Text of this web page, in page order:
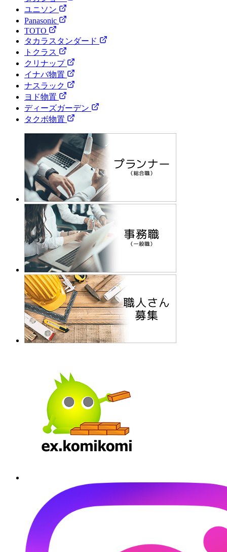
ユニソン
Panasonic
TOTO
タカラスタンダード
トクラス
クリナップ
イナバ物置
ナスラック
ヨド物置
ディーズガーデン
タクボ物置